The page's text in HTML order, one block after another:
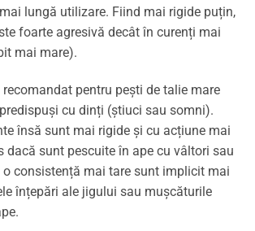
lungă utilizare. Fiind mai rigide puțin,
foarte agresivă decât în curenți mai
mai mare).
recomandat pentru pești de talie mare
cu dinți (știuci sau somni).
însă sunt mai rigide și cu acțiune mai
dacă sunt pescuite în ape cu vâltori sau
o consistență mai tare sunt implicit mai
înțepări ale jigului sau mușcăturile